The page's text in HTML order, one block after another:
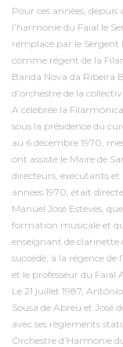
Pour ces années,
l’harmonie du Faial le
remplacé par le Sergent
comme régent de la
Banda Nova da Ribeira
d’orchestre de la
A célébrée la
sous la présidence du
au 6 décembre 1970,
ont assisté le Maire de
directeurs, exécutants
années 1970, était
Manuel José Esteves,
formation musicale et
enseignant de clarinette
succédé, à la régence
et le professeur du Faial
Le 21 juillet 1987,
Sousa de Abreu et José
avec ses règlements
Orchestre d’Harmonie